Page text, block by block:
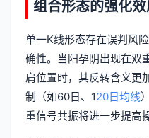
组合形态的强化
单一K线形态存在误判风
确性。当阳孕阴出现在双
肩位置时，其反转含义更
制（如60日、120日均线
重信号共振将进一步提高